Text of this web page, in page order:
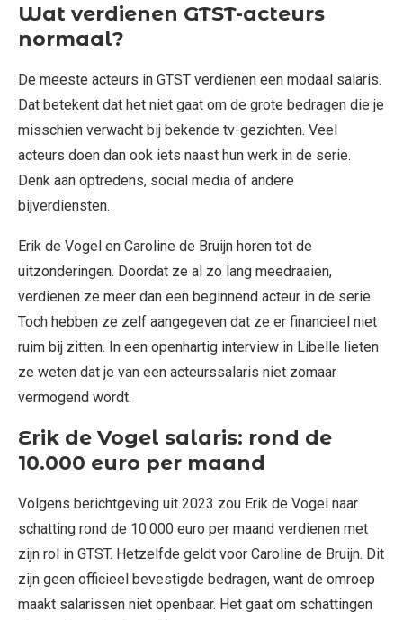
Wat verdienen GTST-acteurs
normaal?
De meeste acteurs in GTST verdienen een modaal salaris.
Dat betekent dat het niet gaat om de grote bedragen die je
misschien verwacht bij bekende tv-gezichten. Veel
acteurs doen dan ook iets naast hun werk in de serie.
Denk aan optredens, social media of andere
bijverdiensten.
Erik de Vogel en Caroline de Bruijn horen tot de
uitzonderingen. Doordat ze al zo lang meedraaien,
verdienen ze meer dan een beginnend acteur in de serie.
Toch hebben ze zelf aangegeven dat ze er financieel niet
ruim bij zitten. In een openhartig interview in Libelle lieten
ze weten dat je van een acteurssalaris niet zomaar
vermogend wordt.
Erik de Vogel salaris: rond de
10.000 euro per maand
Volgens berichtgeving uit 2023 zou Erik de Vogel naar
schatting rond de 10.000 euro per maand verdienen met
zijn rol in GTST. Hetzelfde geldt voor Caroline de Bruijn. Dit
zijn geen officieel bevestigde bedragen, want de omroep
maakt salarissen niet openbaar. Het gaat om schattingen